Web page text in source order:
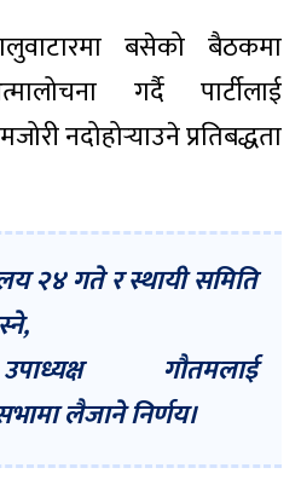
बसेको बैठकमा
गर्दै पार्टीलाई
नदोहोर्‍याउने प्रतिबद्धता
२४ गते र स्थायी समिति
गौतमलाई
लैजाने निर्णय।